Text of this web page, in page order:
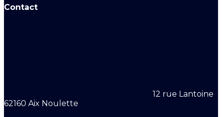
Contact
12 rue Lantoine
62160 Aix Noulette